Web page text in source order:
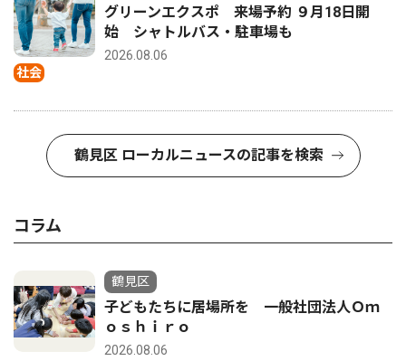
社会
グリーンエクスポ 来場予約 ９月18日開
始 シャトルバス・駐車場も
2026.08.06
鶴見区 ローカルニュースの記事を検索
コラム
鶴見区
子どもたちに居場所を 一般社団法人Ｏｍ
ｏｓｈｉｒｏ
2026.08.06